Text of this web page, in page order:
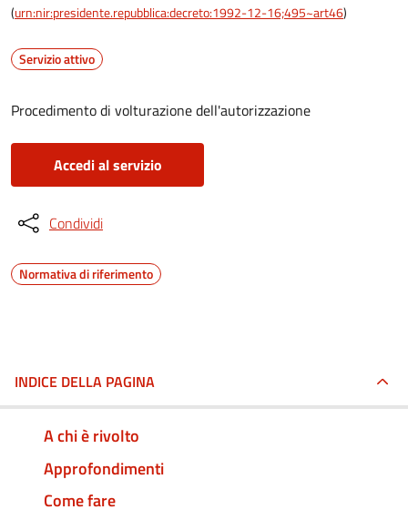
(urn:nir:presidente.repubblica:decreto:1992-12-16;495~art46)
Servizio attivo
Procedimento di volturazione dell'autorizzazione
Accedi al servizio
Condividi
Normativa di riferimento
INDICE DELLA PAGINA
A chi è rivolto
Approfondimenti
Come fare